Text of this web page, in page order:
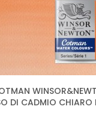
DI CADMIO CHIARO